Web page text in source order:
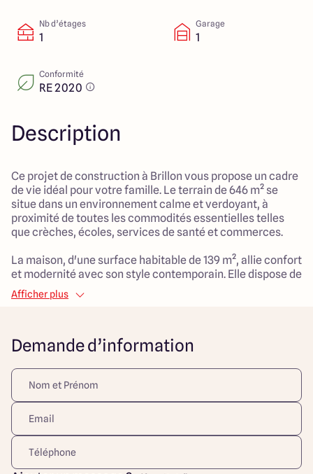
Nb d’étages
1
Garage
1
Conformité
RE 2020
Description
Ce projet de construction à Brillon vous propose un cadre
de vie idéal pour votre famille. Le terrain de 646 m² se
situe dans un environnement calme et verdoyant, à
proximité de toutes les commodités essentielles telles
que crèches, écoles, services de santé et commerces.
La maison, d'une surface habitable de 139 m², allie confort
et modernité avec son style contemporain. Elle dispose de
4 chambres, dont une suite parentale avec salle d'eau et
dressing, parfaites pour accueillir toute la famille. Le
et de détente. Un garage ajoute une fonctionnalité
Le mode de chauffage par pompe à chaleur garantit un
confort optimal toute l'année. Ce projet représente une
belle opportunité pour les familles en quête de sérénité et
d'espace, où il fait bon vivre au quotidien, tant à l'intérieur
qu'à l'extérieur. Ne laissez pas passer cette chance de
bâtir votre foyer dans un lieu qui répondra à toutes vos
attentes.
Afficher plus
Demande d’information